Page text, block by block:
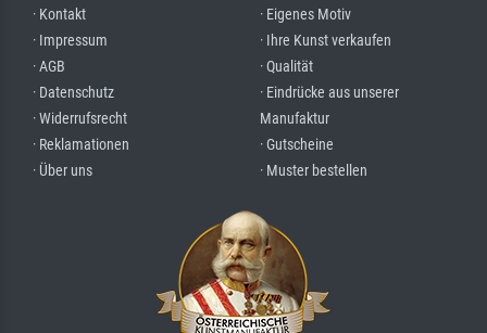
· Kontakt
· Impressum
· AGB
· Datenschutz
· Widerrufsrecht
· Reklamationen
· Über uns
· Eigenes Motiv
· Ihre Kunst verkaufen
· Qualität
· Eindrücke aus unserer
Manufaktur
· Gutscheine
· Muster bestellen